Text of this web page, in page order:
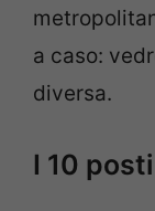
a caso:
diversa.
I 10